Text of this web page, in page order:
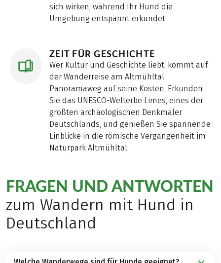
sich wirken, während Ihr Hund die
Umgebung entspannt erkundet.
ZEIT FÜR GESCHICHTE
Wer Kultur und Geschichte liebt, kommt auf
der Wanderreise am Altmühltal
Panoramaweg auf seine Kosten. Erkunden
Sie das UNESCO-Welterbe Limes, eines der
größten archäologischen Denkmäler
Deutschlands, und genießen Sie spannende
Einblicke in die römische Vergangenheit im
Naturpark Altmühltal.
FRAGEN UND ANTWORTEN
zum Wandern mit Hund in
Deutschland